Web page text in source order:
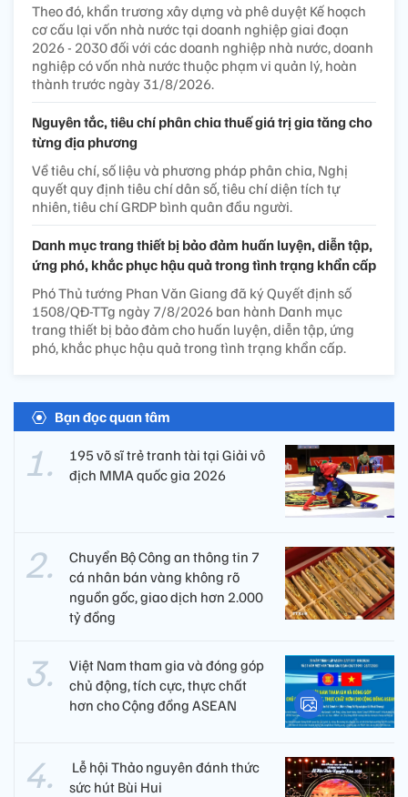
Theo đó, khẩn trương xây dựng và phê duyệt Kế hoạch
cơ cấu lại vốn nhà nước tại doanh nghiệp giai đoạn
2026 - 2030 đối với các doanh nghiệp nhà nước, doanh
nghiệp có vốn nhà nước thuộc phạm vi quản lý, hoàn
thành trước ngày 31/8/2026.
Nguyên tắc, tiêu chí phân chia thuế giá trị gia tăng cho
từng địa phương
Về tiêu chí, số liệu và phương pháp phân chia, Nghị
quyết quy định tiêu chí dân số, tiêu chí diện tích tự
nhiên, tiêu chí GRDP bình quân đầu người.
Danh mục trang thiết bị bảo đảm huấn luyện, diễn tập,
ứng phó, khắc phục hậu quả trong tình trạng khẩn cấp
Phó Thủ tướng Phan Văn Giang đã ký Quyết định số
1508/QĐ-TTg ngày 7/8/2026 ban hành Danh mục
trang thiết bị bảo đảm cho huấn luyện, diễn tập, ứng
phó, khắc phục hậu quả trong tình trạng khẩn cấp.
Bạn đọc quan tâm
195 võ sĩ trẻ tranh tài tại Giải vô
địch MMA quốc gia 2026
Chuyển Bộ Công an thông tin 7
cá nhân bán vàng không rõ
nguồn gốc, giao dịch hơn 2.000
tỷ đồng
Việt Nam tham gia và đóng góp
chủ động, tích cực, thực chất
hơn cho Cộng đồng ASEAN
​ Lễ hội Thảo nguyên đánh thức
sức hút Bùi Hui